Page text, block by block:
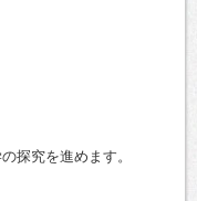
探究を進めます。